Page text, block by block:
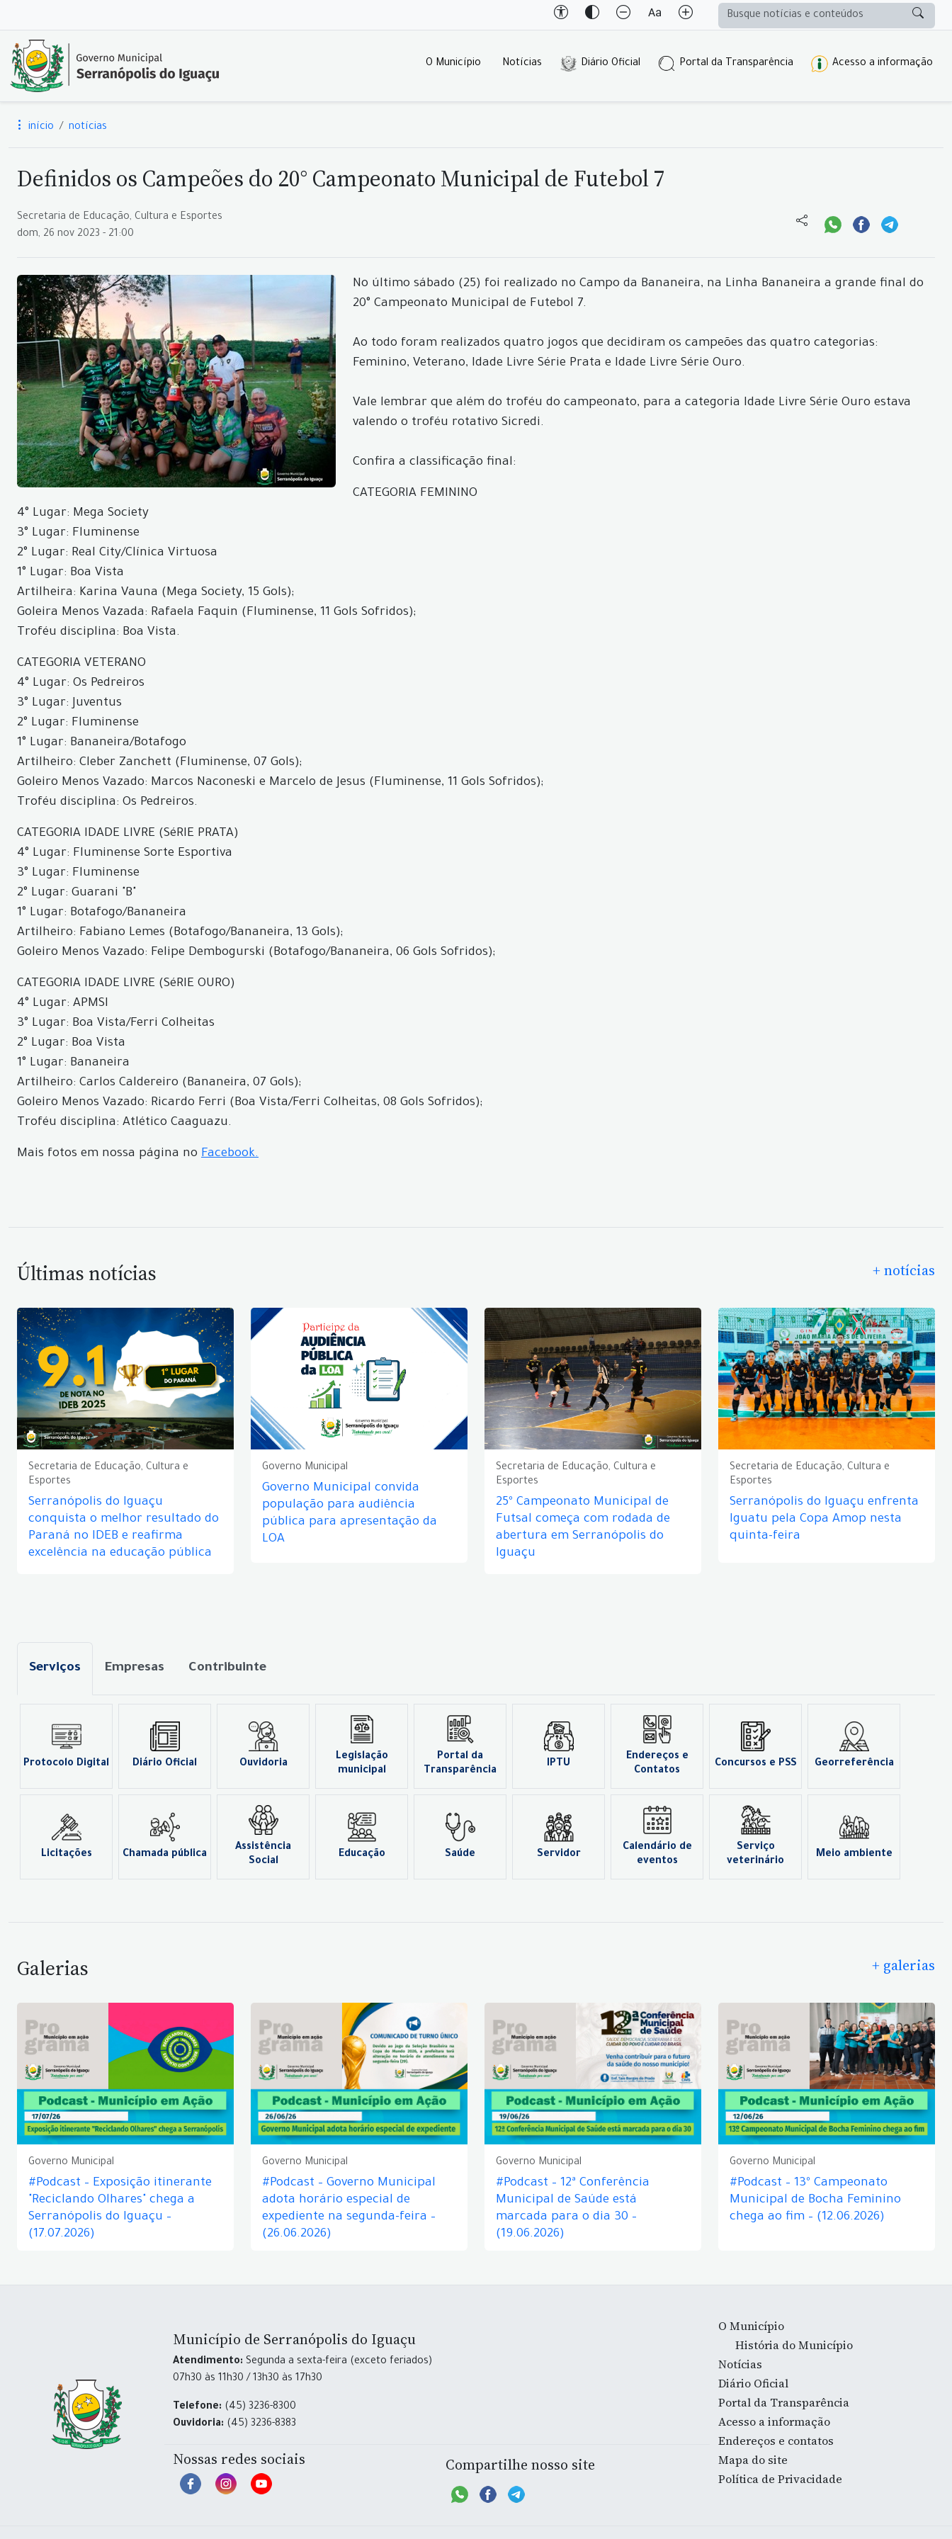
O Município Notícias Diário Oficial Portal da Transparência Acesso a informação
início notícias
Definidos os Campeões do 20° Campeonato Municipal de Futebol 7
Secretaria de Educação, Cultura e Esportes
dom, 26 nov 2023 - 21:00
No último sábado (25) foi realizado no Campo da Bananeira, na Linha Bananeira a grande final do
20° Campeonato Municipal de Futebol 7.
Ao todo foram realizados quatro jogos que decidiram os campeões das quatro categorias:
Feminino, Veterano, Idade Livre Série Prata e Idade Livre Série Ouro.
Vale lembrar que além do troféu do campeonato, para a categoria Idade Livre Série Ouro estava
valendo o troféu rotativo Sicredi.
Confira a classificação final:
CATEGORIA FEMININO
4° Lugar: Mega Society
3° Lugar: Fluminense
2° Lugar: Real City/Clínica Virtuosa
1° Lugar: Boa Vista
Artilheira: Karina Vauna (Mega Society, 15 Gols);
Goleira Menos Vazada: Rafaela Faquin (Fluminense, 11 Gols Sofridos);
Troféu disciplina: Boa Vista.
CATEGORIA VETERANO
4° Lugar: Os Pedreiros
3° Lugar: Juventus
2° Lugar: Fluminense
1° Lugar: Bananeira/Botafogo
Artilheiro: Cleber Zanchett (Fluminense, 07 Gols);
Goleiro Menos Vazado: Marcos Naconeski e Marcelo de Jesus (Fluminense, 11 Gols Sofridos);
Troféu disciplina: Os Pedreiros.
CATEGORIA IDADE LIVRE (SéRIE PRATA)
4° Lugar: Fluminense Sorte Esportiva
3° Lugar: Fluminense
2° Lugar: Guarani "B"
1° Lugar: Botafogo/Bananeira
Artilheiro: Fabiano Lemes (Botafogo/Bananeira, 13 Gols);
Goleiro Menos Vazado: Felipe Dembogurski (Botafogo/Bananeira, 06 Gols Sofridos);
CATEGORIA IDADE LIVRE (SéRIE OURO)
4° Lugar: APMSI
3° Lugar: Boa Vista/Ferri Colheitas
2° Lugar: Boa Vista
1° Lugar: Bananeira
Artilheiro: Carlos Caldereiro (Bananeira, 07 Gols);
Goleiro Menos Vazado: Ricardo Ferri (Boa Vista/Ferri Colheitas, 08 Gols Sofridos);
Troféu disciplina: Atlético Caaguazu.
Mais fotos em nossa página no Facebook.
Últimas notícias + notícias
Secretaria de Educação, Cultura e
Esportes
Serranópolis do Iguaçu
conquista o melhor resultado do
Paraná no IDEB e reafirma
excelência na educação pública
Governo Municipal
Governo Municipal convida
população para audiência
pública para apresentação da
LOA
Secretaria de Educação, Cultura e
Esportes
25º Campeonato Municipal de
Futsal começa com rodada de
abertura em Serranópolis do
Iguaçu
Secretaria de Educação, Cultura e
Esportes
Serranópolis do Iguaçu enfrenta
Iguatu pela Copa Amop nesta
quinta-feira
Serviços Empresas Contribuinte
Protocolo Digital Diário Oficial Ouvidoria
Legislação
municipal
Portal da
Transparência
IPTU
Endereços e
Contatos
Concursos e PSS Georreferência
Licitações Chamada pública
Assistência
Social
Educação Saúde Servidor
Calendário de
eventos
Serviço
veterinário
Meio ambiente
Galerias + galerias
Governo Municipal
#Podcast – Exposição itinerante
"Reciclando Olhares" chega a
Serranópolis do Iguaçu –
(17.07.2026)
Governo Municipal
#Podcast – Governo Municipal
adota horário especial de
expediente na segunda-feira –
(26.06.2026)
Governo Municipal
#Podcast – 12ª Conferência
Municipal de Saúde está
marcada para o dia 30 –
(19.06.2026)
Governo Municipal
#Podcast – 13º Campeonato
Municipal de Bocha Feminino
chega ao fim – (12.06.2026)
Município de Serranópolis do Iguaçu
Atendimento: Segunda a sexta-feira (exceto feriados)
07h30 às 11h30 / 13h30 às 17h30
Telefone: (45) 3236-8300
Ouvidoria: (45) 3236-8383
Nossas redes sociais Compartilhe nosso site
O Município
História do Município
Notícias
Diário Oficial
Portal da Transparência
Acesso a informação
Endereços e contatos
Mapa do site
Política de Privacidade